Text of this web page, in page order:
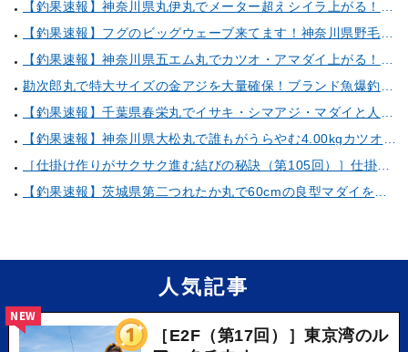
人気記事
［E2F（第17回）］東京湾のル
NEW